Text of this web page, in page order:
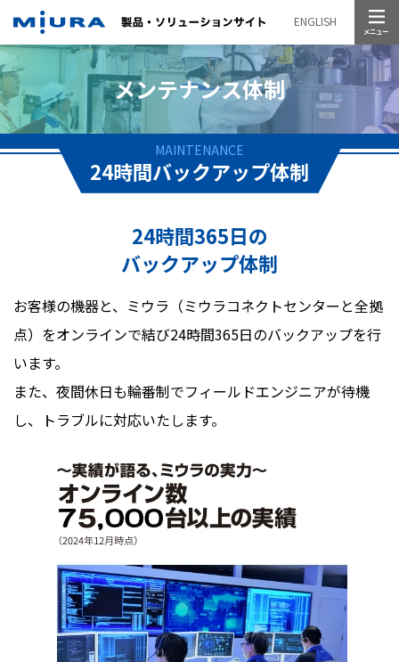
ENGLISH
メンテナンス体制
MAINTENANCE
24時間バックアップ体制
24時間365日の
バックアップ体制
お客様の機器と、ミウラ（ミウラコネクトセンターと全拠
点）をオンラインで結び24時間365日のバックアップを行
います。
また、夜間休日も輪番制でフィールドエンジニアが待機
し、トラブルに対応いたします。